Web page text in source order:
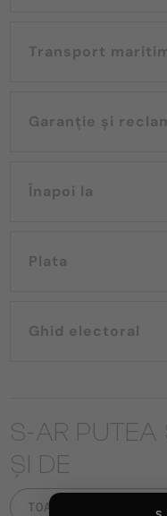
Transport
Garanție și
Înapoi la
Plata
Ghid electoral
S-AR PUTEA
ȘI DE
TOATE PRODUSELE